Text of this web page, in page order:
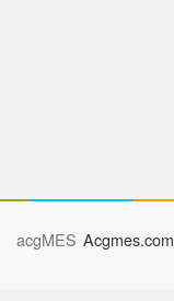
acgMES Acgmes.com